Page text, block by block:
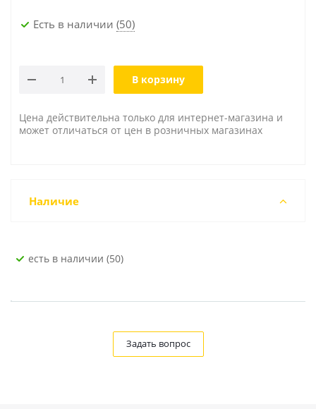
Есть в наличии (50)
В корзину
Цена действительна только для интернет-магазина и
может отличаться от цен в розничных магазинах
Наличие
Есть в наличии (50)
Задать вопрос